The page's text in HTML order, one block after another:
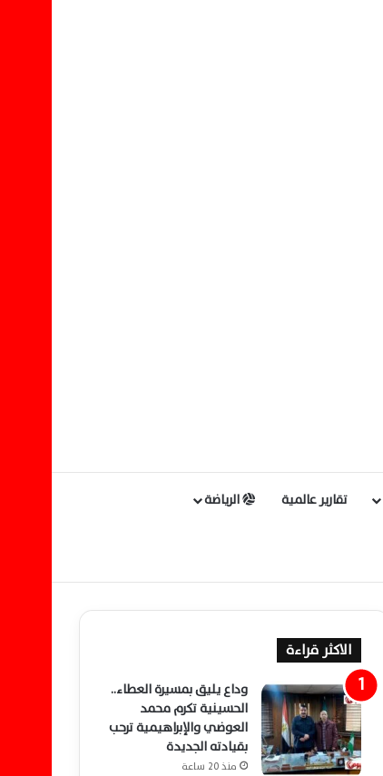
تقارير عالمية الرياضة
الاكثر قراءة
وداع يليق بمسيرة العطاء..
الحسينية تكرم محمد
العوضي والإبراهيمية ترحب
بقيادته الجديدة
منذ 20 ساعة